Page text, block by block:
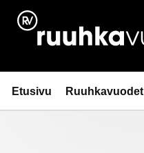
Siirry
sisältöön
Ruuhkavuodet.fi
Etusivu Ruuhkavuodet